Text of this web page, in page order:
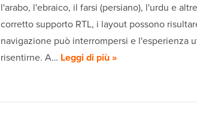
l'arabo, l'ebraico, il farsi (persiano), l'urdu e
corretto supporto RTL, i layout possono
navigazione può interrompersi e l'esperienza
risentirne. A… Leggi di più »